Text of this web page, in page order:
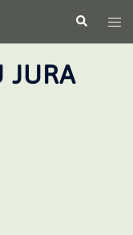
le
JURA